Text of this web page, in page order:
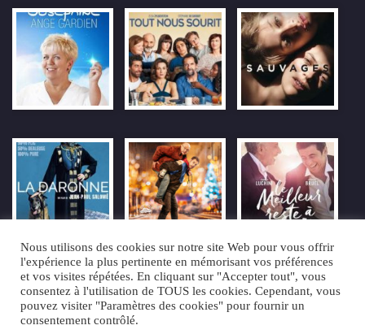
Nous utilisons des cookies sur notre site Web pour vous offrir
l'expérience la plus pertinente en mémorisant vos préférences
et vos visites répétées. En cliquant sur "Accepter tout", vous
consentez à l'utilisation de TOUS les cookies. Cependant, vous
pouvez visiter "Paramètres des cookies" pour fournir un
consentement contrôlé.